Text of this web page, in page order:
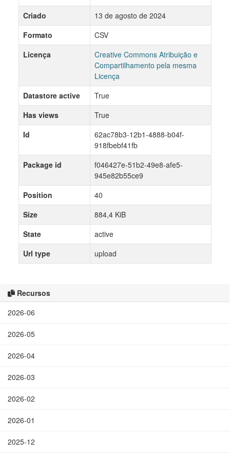
Recursos
2026-06
2026-05
2026-04
2026-03
2026-02
2026-01
2025-12
Criado
13 de agosto de 2024
Formato
CSV
Licença
Creative Commons Atribuição e
Compartilhamento pela mesma
Licença
Datastore active
True
Has views
True
Id
62ac78b3-12b1-4888-b04f-
918fbebf41fb
Package id
f046427e-51b2-49e8-afe5-
945e82b55ce9
Position
40
Size
884,4 KiB
State
active
Url type
upload